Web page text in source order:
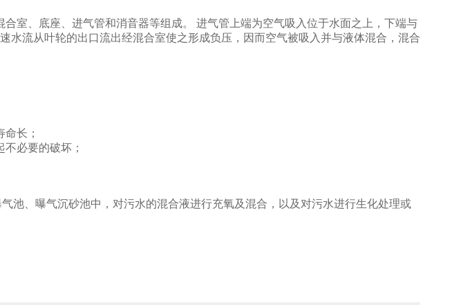
室、底座、进气管和消音器等组成。 进气管上端为空气吸入位于水面之上，下端与
水流从叶轮的出口流出经混合室使之形成负压，因而空气被吸入并与液体混合，混合
命长；
不必要的破坏；
池、曝气沉砂池中，对污水的混合液进行充氧及混合，以及对污水进行生化处理或